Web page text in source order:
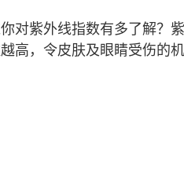
对紫外线指数有多了解？
高，令皮肤及眼睛受伤的机